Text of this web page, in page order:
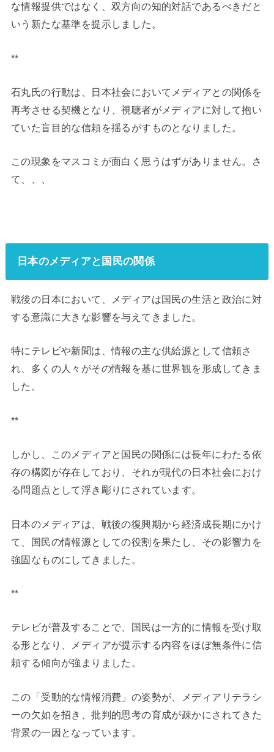
な情報提供ではなく、双方向の知的対話であるべきだと
いう新たな基準を提示しました。
**
石丸氏の行動は、日本社会においてメディアとの関係を
再考させる契機となり、視聴者がメディアに対して抱い
ていた盲目的な信頼を揺るがすものとなりました。
この現象をマスコミが面白く思うはずがありません。さ
て、、、
日本のメディアと国民の関係
戦後の日本において、メディアは国民の生活と政治に対
する意識に大きな影響を与えてきました。
特にテレビや新聞は、情報の主な供給源として信頼さ
れ、多くの人々がその情報を基に世界観を形成してきま
した。
**
しかし、このメディアと国民の関係には長年にわたる依
存の構図が存在しており、それが現代の日本社会におけ
る問題点として浮き彫りにされています。
日本のメディアは、戦後の復興期から経済成長期にかけ
て、国民の情報源としての役割を果たし、その影響力を
強固なものにしてきました。
**
テレビが普及することで、国民は一方的に情報を受け取
る形となり、メディアが提示する内容をほぼ無条件に信
頼する傾向が強まりました。
この「受動的な情報消費」の姿勢が、メディアリテラシ
ーの欠如を招き、批判的思考の育成が疎かにされてきた
背景の一因となっています。